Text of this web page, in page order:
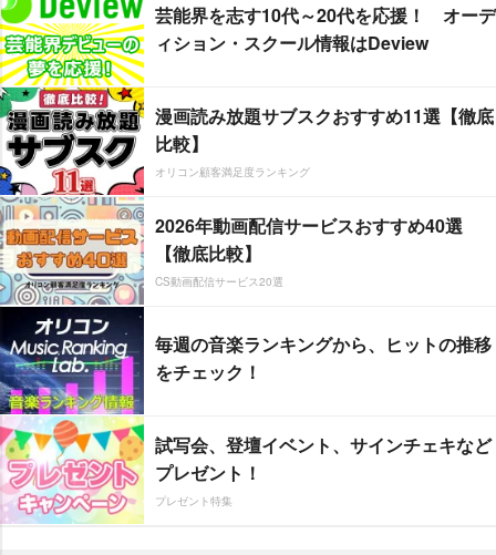
芸能界を志す10代～20代を応援！ オーデ
ィション・スクール情報はDeview
漫画読み放題サブスクおすすめ11選【徹底
比較】
オリコン顧客満足度ランキング
2026年動画配信サービスおすすめ40選
【徹底比較】
CS動画配信サービス20選
毎週の音楽ランキングから、ヒットの推移
をチェック！
試写会、登壇イベント、サインチェキなど
プレゼント！
プレゼント特集